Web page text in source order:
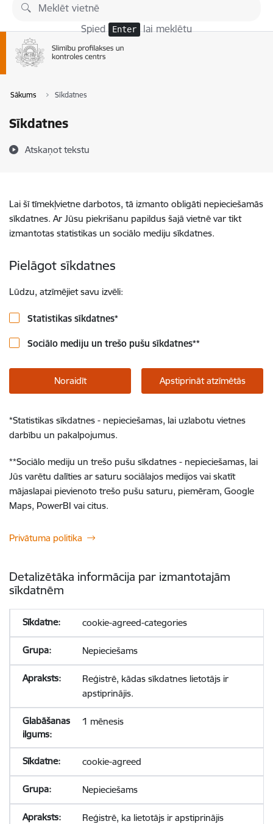
Pāriet uz lapas saturu
Spied Enter lai meklētu
Sākums Sīkdatnes
Sīkdatnes
Atskaņot tekstu
Lai šī tīmekļvietne darbotos, tā izmanto obligāti nepieciešamās
sīkdatnes. Ar Jūsu piekrišanu papildus šajā vietnē var tikt
izmantotas statistikas un sociālo mediju sīkdatnes.
Pielāgot sīkdatnes
Lūdzu, atzīmējiet savu izvēli:
Statistikas sīkdatnes*
Sociālo mediju un trešo pušu sīkdatnes**
Noraidīt Apstiprināt atzīmētās
*Statistikas sīkdatnes - nepieciešamas, lai uzlabotu vietnes
darbību un pakalpojumus.
**Sociālo mediju un trešo pušu sīkdatnes - nepieciešamas, lai
Jūs varētu dalīties ar saturu sociālajos medijos vai skatīt
mājaslapai pievienoto trešo pušu saturu, piemēram, Google
Maps, PowerBI vai citus.
Privātuma politika
Detalizētāka informācija par izmantotajām
sīkdatnēm
cookie-agreed-categories
Nepieciešams
Reģistrē, kādas sīkdatnes lietotājs ir
apstiprinājis.
1 mēnesis
cookie-agreed
Nepieciešams
Reģistrē, ka lietotājs ir apstiprinājis